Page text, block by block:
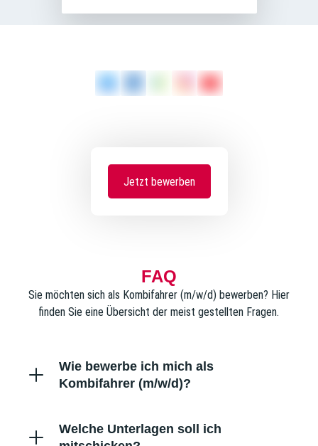
Jetzt bewerben
FAQ
Sie möchten sich als Kombifahrer (m/w/d) bewerben? Hier
finden Sie eine Übersicht der meist gestellten Fragen.
Wie bewerbe ich mich als
Kombifahrer (m/w/d)?
Welche Unterlagen soll ich